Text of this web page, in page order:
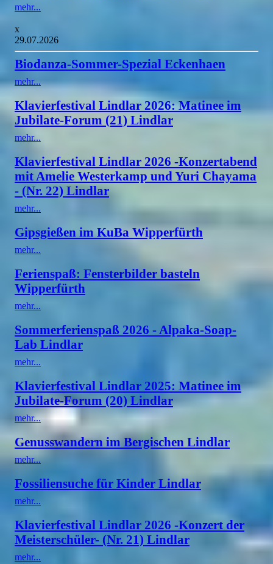
mehr...
x
29.07.2026
Biodanza-Sommer-Spezial Eckenhaen
mehr...
Klavierfestival Lindlar 2026: Matinee im
Jubilate-Forum (21) Lindlar
mehr...
Klavierfestival Lindlar 2026 -Konzertabend
mit Amelie Westerkamp und Yuri Chayama
- (Nr. 22) Lindlar
mehr...
Gipsgießen im KuBa Wipperfürth
mehr...
Ferienspaß: Fensterbilder basteln
Wipperfürth
mehr...
Sommerferienspaß 2026 - Alpaka-Soap-
Lab Lindlar
mehr...
Klavierfestival Lindlar 2025: Matinee im
Jubilate-Forum (20) Lindlar
mehr...
Genusswandern im Bergischen Lindlar
mehr...
Fossiliensuche für Kinder Lindlar
mehr...
Klavierfestival Lindlar 2026 -Konzert der
Meisterschüler- (Nr. 21) Lindlar
mehr...